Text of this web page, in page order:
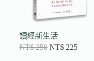
讀經新生活
NT$250 NT$ 225